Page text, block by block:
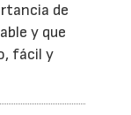
de
y que
fácil y